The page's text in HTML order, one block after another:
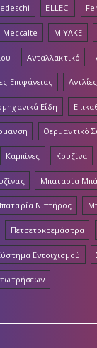
ELLECI
Meccalte MIYAKE
Ανταλλακτικό
Επιφάνειας
Είδη
Θερμαντικό
Καμπίνες Κουζίνα
Μπαταρία
Νιπτήρος
Πετσετοκρεμάστρα
Εντοιχισμού